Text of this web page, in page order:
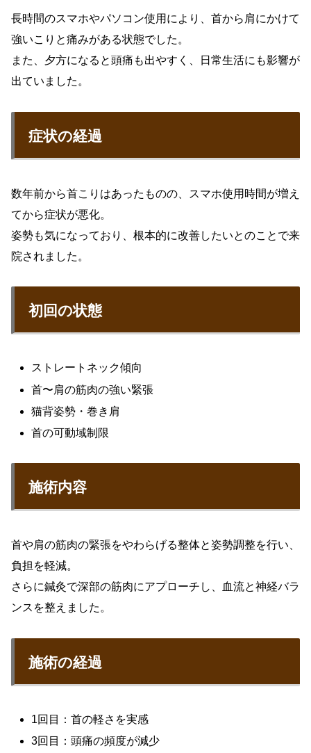
長時間のスマホやパソコン使用により、首から肩にかけて
強いこりと痛みがある状態でした。
また、夕方になると頭痛も出やすく、日常生活にも影響が
出ていました。
症状の経過
数年前から首こりはあったものの、スマホ使用時間が増え
てから症状が悪化。
姿勢も気になっており、根本的に改善したいとのことで来
院されました。
初回の状態
ストレートネック傾向
首〜肩の筋肉の強い緊張
猫背姿勢・巻き肩
首の可動域制限
施術内容
首や肩の筋肉の緊張をやわらげる整体と姿勢調整を行い、
負担を軽減。
さらに鍼灸で深部の筋肉にアプローチし、血流と神経バラ
ンスを整えました。
施術の経過
1回目：首の軽さを実感
3回目：頭痛の頻度が減少